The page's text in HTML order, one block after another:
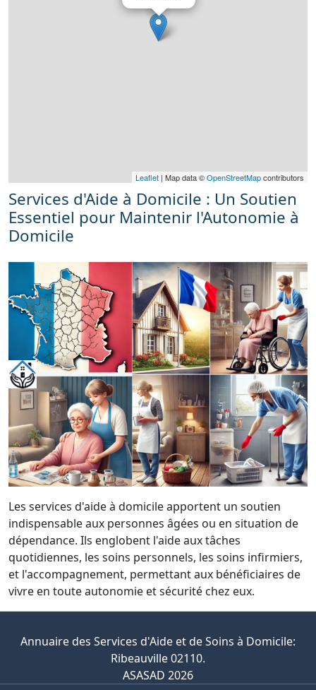
Leaflet | Map data ©OpenStreetMapcontributors
Services d'Aide à Domicile : Un Soutien
Essentiel pour Maintenir l'Autonomie à
Domicile
Les services d'aide à domicile apportent un soutien
indispensable aux personnes âgées ou en situation de
dépendance. Ils englobent l'aide aux tâches
quotidiennes, les soins personnels, les soins infirmiers,
et l'accompagnement, permettant aux bénéficiaires de
vivre en toute autonomie et sécurité chez eux.
Annuaire des Services d'Aide et de Soins à Domicile:
Ribeauville 02110.
ASASAD 2026